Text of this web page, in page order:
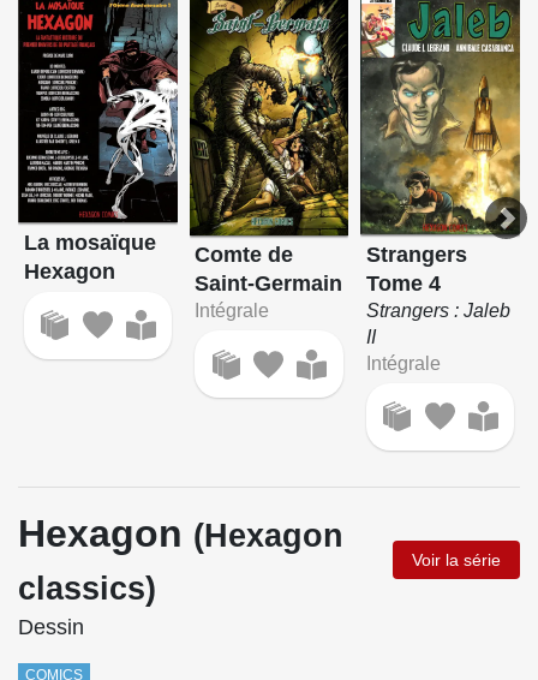
La mosaïque
Hexagon
Comte de
Saint-Germain
Intégrale
Strangers
Tome 4
Strangers : Jaleb
II
Intégrale
Hexagon (Hexagon
classics)
Voir la série
Dessin
COMICS